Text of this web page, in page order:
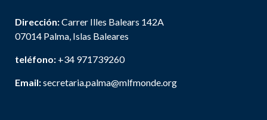
Dirección:Carrer Illes Balears 142A
07014 Palma, Islas Baleares
teléfono: +34 971739260
Email:secretaria.palma@mlfmonde.org